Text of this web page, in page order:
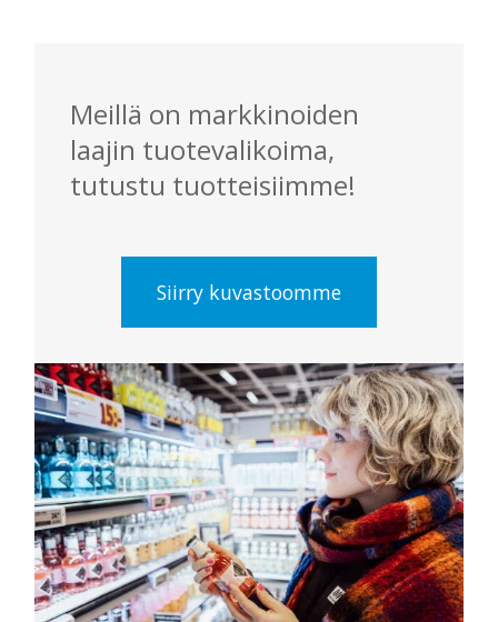
Meillä on markkinoiden
laajin tuotevalikoima,
tutustu tuotteisiimme!
Siirry kuvastoomme